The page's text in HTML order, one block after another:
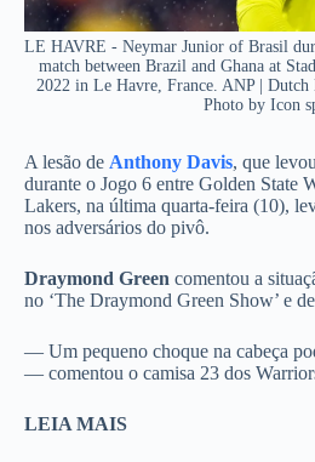
LE HAVRE - Neymar Junior of Brasil
match between Brazil and Ghana at
2022 in Le Havre, France. ANP |
Photo by Icon
A lesão de Anthony Davis, que
durante o Jogo 6 entre Golden State
Lakers, na última quarta-feira (10),
nos adversários do pivô.
Draymond Green comentou a
no ‘The Draymond Green Show’ e
— Um pequeno choque na cabeça
— comentou o camisa 23 dos
LEIA MAIS